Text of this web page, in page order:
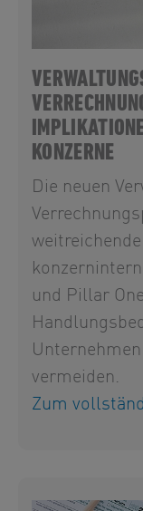
KONZERNE
Die neuen
und Pillar
vermeiden.
Zum